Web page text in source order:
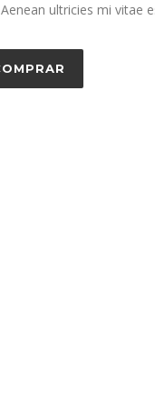
ultricies mi vitae